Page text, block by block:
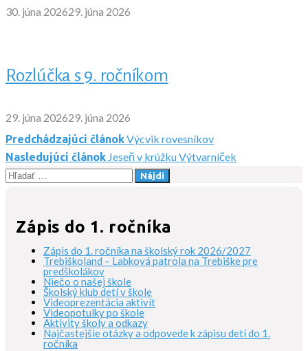
30. júna 202629. júna 2026
Rozlúčka s 9. ročníkom
29. júna 202629. júna 2026
Navigácia
v
článku
Predchádzajúci článokVýcvik rovesníkov
Nasledujúci článok Jeseň v krúžku Výtvarníček
Hľadať:
Zápis do 1. ročníka
Zápis do 1. ročníka na školský rok 2026/2027
Trebiškoland – Labková patrola na Trebiške pre
predškolákov
Niečo o našej škole
Školský klub detí v škole
Videoprezentácia aktivít
Videopotulky po škole
Aktivity školy a odkazy
Najčastejšie otázky a odpovede k zápisu detí do 1.
ročníka